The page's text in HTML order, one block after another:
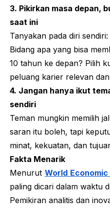
3. Pikirkan masa depan,
saat ini
Tanyakan pada diri
Bidang apa yang bisa
10 tahun ke depan? Pilih
peluang karier relevan
4. Jangan hanya ikut
sendiri
Teman mungkin memilih
saran itu boleh, tapi
minat, kekuatan, dan
Fakta Menarik
Menurut World Economic
paling dicari dalam waktu
Pemikiran analitis dan